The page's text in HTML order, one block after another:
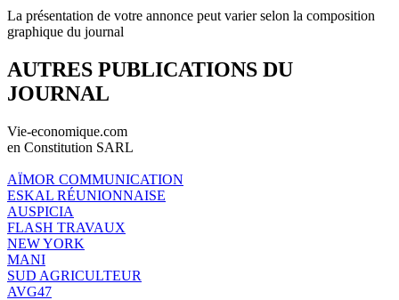
La présentation de votre annonce peut varier selon la composition
graphique du journal
AUTRES PUBLICATIONS DU
JOURNAL
Vie-economique.com
en Constitution SARL
AÏMOR COMMUNICATION
ESKAL RÉUNIONNAISE
AUSPICIA
FLASH TRAVAUX
NEW YORK
MANI
SUD AGRICULTEUR
AVG47